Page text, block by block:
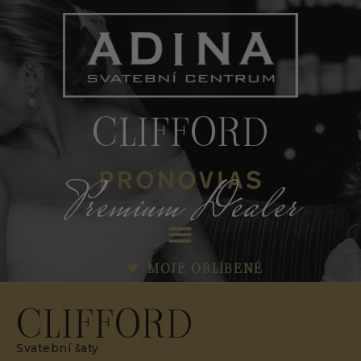
CLIFFORD
Premium Dealer
MOJE OBLÍBENÉ
CLIFFORD
Svatební šaty